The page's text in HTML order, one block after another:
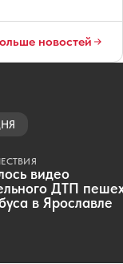
новостей
видео
ДТП
в Ярославле